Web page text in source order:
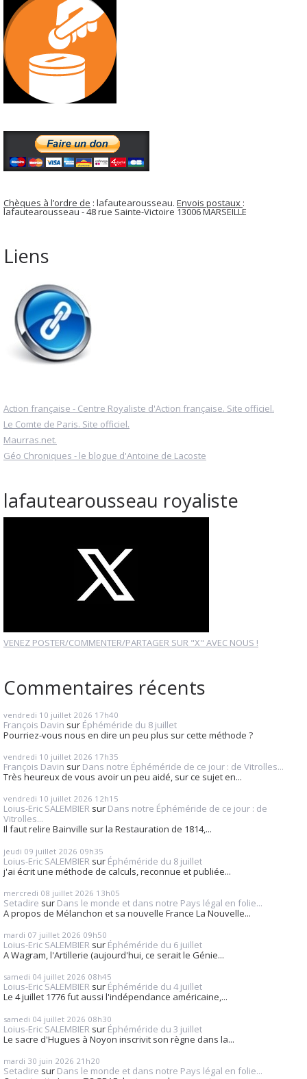
Chèques à l’ordre de : lafautearousseau. Envois postaux :
lafautearousseau - 48 rue Sainte-Victoire 13006 MARSEILLE
Liens
Action française - Centre Royaliste d'Action française. Site officiel.
Le Comte de Paris. Site officiel.
Maurras.net.
Géo Chroniques - le blogue d'Antoine de Lacoste
lafautearousseau royaliste
VENEZ POSTER/COMMENTER/PARTAGER SUR "X" AVEC NOUS !
Commentaires récents
vendredi 10 juillet 2026 17h40
François Davin sur Éphéméride du 8 juillet
Pourriez-vous nous en dire un peu plus sur cette méthode ?
vendredi 10 juillet 2026 17h35
François Davin sur Dans notre Éphéméride de ce jour : de Vitrolles...
Très heureux de vous avoir un peu aidé, sur ce sujet en...
vendredi 10 juillet 2026 12h15
Loius-Eric SALEMBIER sur Dans notre Éphéméride de ce jour : de
Vitrolles...
Il faut relire Bainville sur la Restauration de 1814,...
jeudi 09 juillet 2026 09h35
Loius-Eric SALEMBIER sur Éphéméride du 8 juillet
j'ai écrit une méthode de calculs, reconnue et publiée...
mercredi 08 juillet 2026 13h05
Setadire sur Dans le monde et dans notre Pays légal en folie...
A propos de Mélanchon et sa nouvelle France La Nouvelle...
mardi 07 juillet 2026 09h50
Loius-Eric SALEMBIER sur Éphéméride du 6 juillet
A Wagram, l'Artillerie (aujourd'hui, ce serait le Génie...
samedi 04 juillet 2026 08h45
Loius-Eric SALEMBIER sur Éphéméride du 4 juillet
Le 4 juillet 1776 fut aussi l'indépendance américaine,...
samedi 04 juillet 2026 08h30
Loius-Eric SALEMBIER sur Éphéméride du 3 juillet
Le sacre d'Hugues à Noyon inscrivit son règne dans la...
mardi 30 juin 2026 21h20
Setadire sur Dans le monde et dans notre Pays légal en folie...